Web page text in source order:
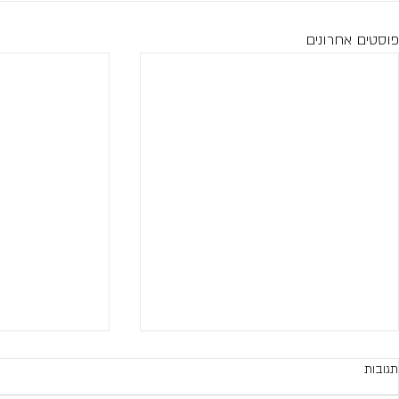
פוסטים אחרונים
תגובות